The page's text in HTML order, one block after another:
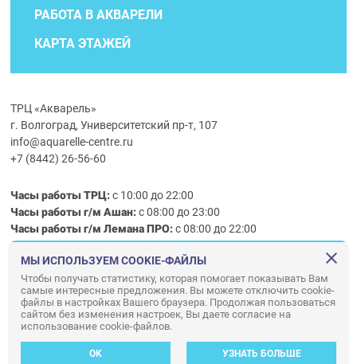
РАБОТА В АКВАРЕЛИ
КАРТА ЭТАЖЕЙ
ТРЦ «Акварель»
г. Волгоград, Университетский пр-т, 107
info@aquarelle-centre.ru
+7 (8442) 26-56-60
Часы работы ТРЦ:с 10:00 до 22:00
Часы работы г/м Ашан:с 08:00 до 23:00
Часы работыг/мЛемана ПРО:с 08:00 до 22:00
Правила посещения ТРЦ «Акварель»
ООО «АКВАРЕЛЬ»
© ООО «Акварель» 2010–2026. All right reserved.
Дизайн концепция сайта —
Адаптивный дизайн и программирование —34 ВЕБ
МЫ ИСПОЛЬЗУЕМ COOKIE-ФАЙЛЫ
Чтобы получать статистику, которая помогает показывать Вам
самые интересные предложения. Вы можете отключить cookie-
файлы в настройках Вашего браузера. Продолжая пользоваться
сайтом без изменения настроек, Вы даете согласие на
использование cookie-файлов.
OK УЗНАТЬ БОЛЬШЕ